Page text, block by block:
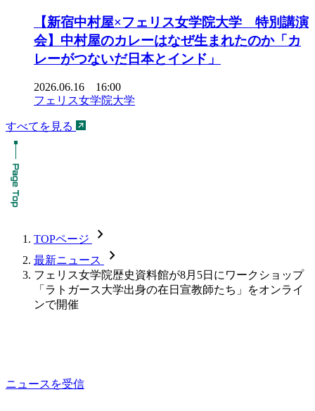
【新宿中村屋×フェリス女学院大学 特別講演
会】中村屋のカレーはなぜ生まれたのか「カ
レーがつないだ日本とインド」
2026.06.16 16:00
フェリス女学院大学
すべてを見る
TOPページ chevron_forward
最新ニュース chevron_forward
フェリス女学院歴史資料館が8月5日にワークショップ
「ラトガース大学出身の在日宣教師たち」をオンライ
ンで開催
ニュースを受信